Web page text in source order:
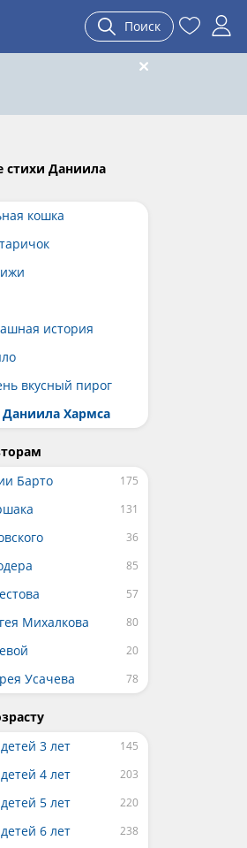
Поиск
стихи Даниила
кошка
история
вкусный пирог
Даниила Хармса
Барто
Михалкова
Усачева
3 лет
4 лет
5 лет
6 лет